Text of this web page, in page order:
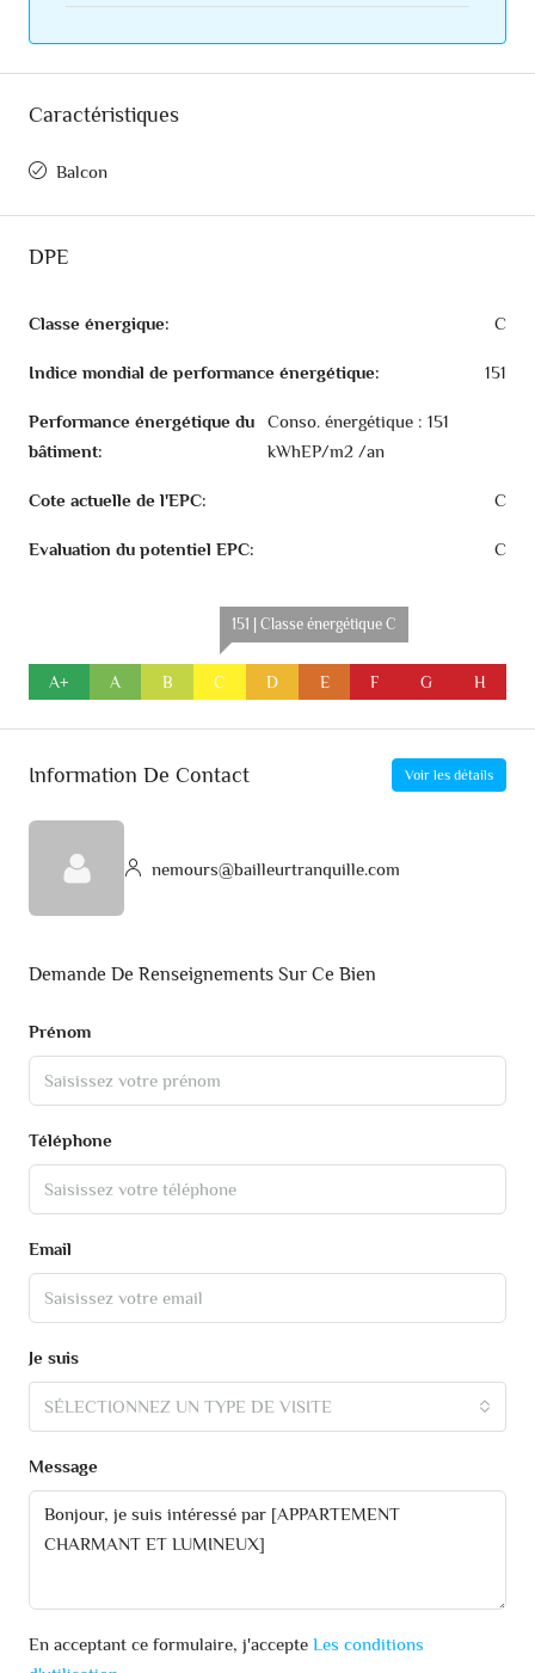
Caractéristiques
Balcon
DPE
Classe énergique: C
Indice mondial de performance énergétique: 151
Performance énergétique du
bâtiment:
Conso. énergétique : 151
kWhEP/m2 /an
Cote actuelle de l'EPC: C
Evaluation du potentiel EPC: C
A+ A B
151 | Classe énergétique C
C D E F G H
Information De Contact Voir les détails
nemours@bailleurtranquille.com
Demande De Renseignements Sur Ce Bien
Prénom
Téléphone
Email
Je suis
SÉLECTIONNEZ UN TYPE DE VISITE
Message
En acceptant ce formulaire, j'accepte Les conditions